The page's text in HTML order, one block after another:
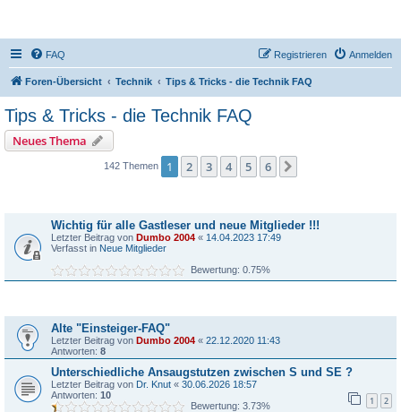
FAQ Anmelden
Registrieren
Foren-Übersicht Technik Tips & Tricks - die Technik FAQ
Tips & Tricks - die Technik FAQ
Neues Thema
142 Themen 1 2 3 4 5 6
Wichtig für alle Gastleser und neue Mitglieder !!!
Letzter Beitrag von Dumbo 2004 « 14.04.2023 17:49
Verfasst in Neue Mitglieder
Bewertung: 0.75%
Alte "Einsteiger-FAQ"
Letzter Beitrag von Dumbo 2004 « 22.12.2020 11:43
Antworten: 8
Unterschiedliche Ansaugstutzen zwischen S und SE ?
Letzter Beitrag von Dr. Knut « 30.06.2026 18:57
Antworten: 10 1 2
Bewertung: 3.73%